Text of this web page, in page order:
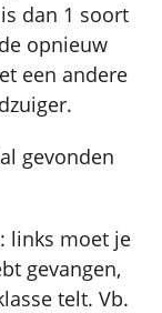
dan 1 soort
opnieuw
een andere
gevonden
: links moet je
gevangen,
telt. Vb.